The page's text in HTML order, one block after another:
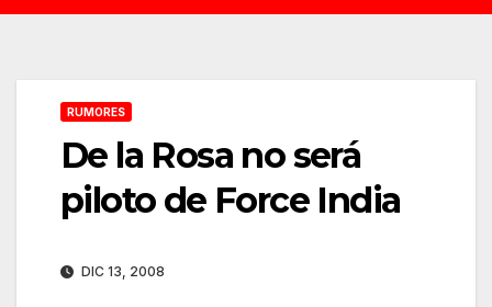
RUMORES
De la Rosa no será
piloto de Force India
DIC 13, 2008